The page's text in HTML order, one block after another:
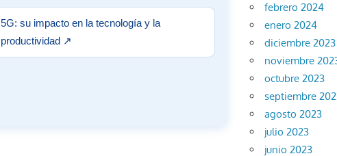
5G: su impacto en la tecnología y la
productividad ↗
febrero 2024
enero 2024
diciembre 2023
noviembre
octubre 2023
septiembre
agosto 2023
julio 2023
junio 2023